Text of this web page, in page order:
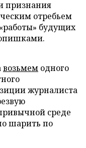
признания
отребьем
будущих
возьмем одного
журналиста
среде
шарить по